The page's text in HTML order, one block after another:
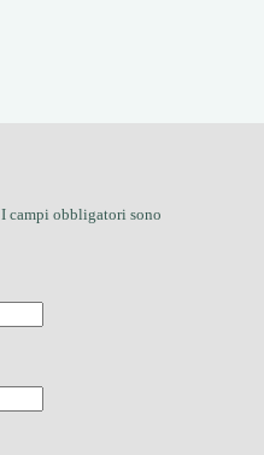
I campi obbligatori sono